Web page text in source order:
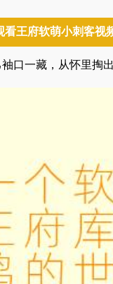
看王府软萌小刺客视
口一藏，从怀里掏